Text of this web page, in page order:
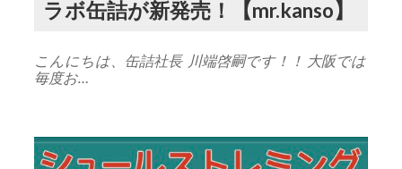
ラボ缶詰が新発売！【mr.kanso】
こんにちは、缶詰社長 川端啓嗣です！！ 大阪では
毎度お…